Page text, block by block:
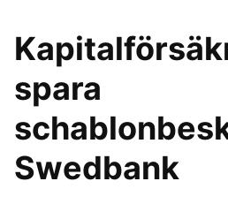
spara
Swedbank